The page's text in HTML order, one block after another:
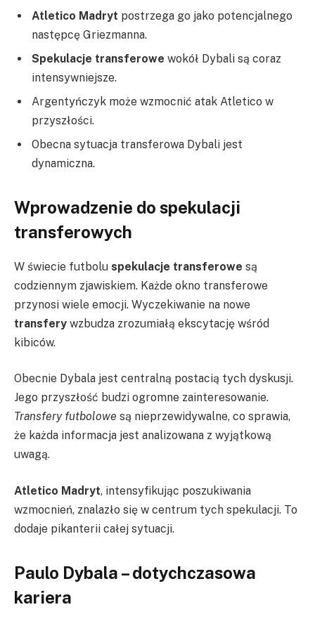
Atletico Madryt postrzega go jako potencjalnego
następcę Griezmanna.
Spekulacje transferowe wokół Dybali są coraz
intensywniejsze.
Argentyńczyk może wzmocnić atak Atletico w
przyszłości.
Obecna sytuacja transferowa Dybali jest
dynamiczna.
Wprowadzenie do spekulacji
transferowych
W świecie futbolu spekulacje transferowe są
codziennym zjawiskiem. Każde okno transferowe
przynosi wiele emocji. Wyczekiwanie na nowe
transfery wzbudza zrozumiałą ekscytację wśród
kibiców.
Obecnie Dybala jest centralną postacią tych dyskusji.
Jego przyszłość budzi ogromne zainteresowanie.
Transfery futbolowe są nieprzewidywalne, co sprawia,
że każda informacja jest analizowana z wyjątkową
uwagą.
Atletico Madryt, intensyfikując poszukiwania
wzmocnień, znalazło się w centrum tych spekulacji. To
dodaje pikanterii całej sytuacji.
Paulo Dybala – dotychczasowa
kariera